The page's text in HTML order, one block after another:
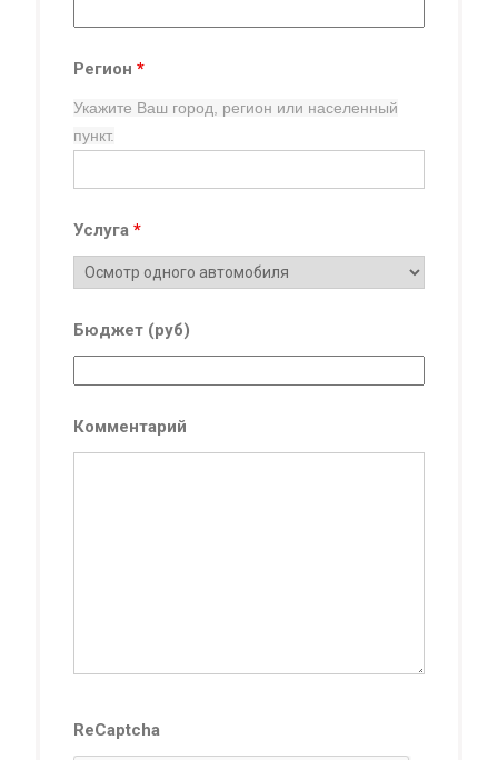
Регион *
Укажите Ваш город, регион или населенный
пункт.
Услуга *
Бюджет (руб)
Комментарий
ReCaptcha